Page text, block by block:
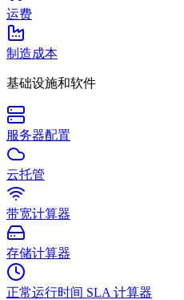
运费
制造成本
基础设施和软件
服务器配置
云托管
带宽计算器
存储计算器
正常运行时间 SLA 计算器